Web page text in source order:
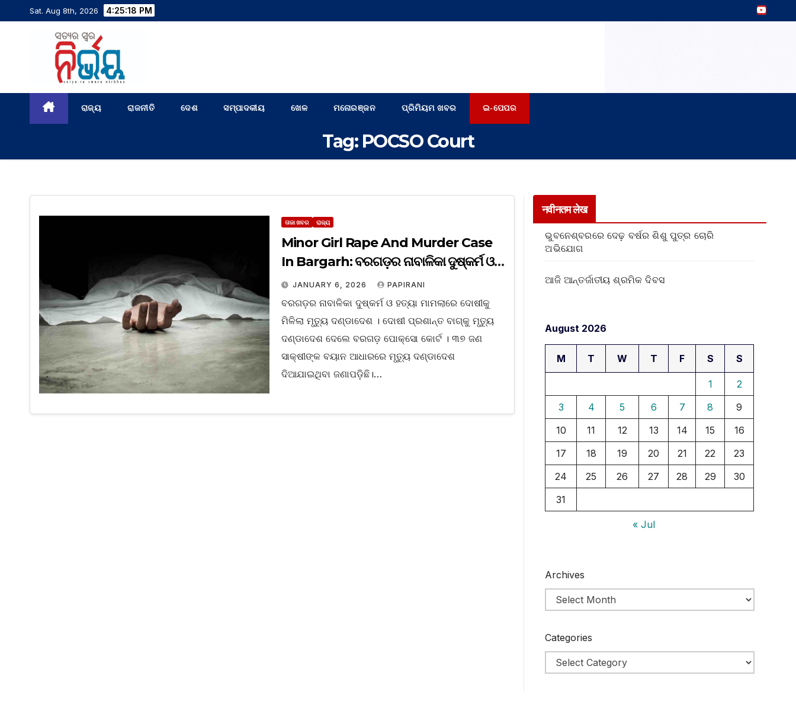
Sat. Aug 8th, 2026 4:25:18 PM
ରାଜ୍ୟ ରାଜନୀତି ଦେଶ ସମ୍ପାଦକୀୟ ଖେଳ ମନୋରଞ୍ଜନ ପ୍ରିମିୟମ ଖବର ଇ-ପେପର
Tag: POCSO Court
ତାଜା ଖବର ରାଜ୍ୟ
Minor Girl Rape And Murder Case
In Bargarh: ବରଗଡ଼ର ନାବାଳିକା ଦୁଷ୍କର୍ମ ଓ
ହତ୍ୟା ମାମଲା; ଦୋଷୀକୁ ମିଳିଲା ମୃତ୍ୟୁ
ଦଣ୍ଡାଦେଶ
JANUARY 6, 2026 PAPIRANI
ବରଗଡ଼ର ନାବାଳିକା ଦୁଷ୍କର୍ମ ଓ ହତ୍ୟା ମାମଲାରେ ଦୋଷୀକୁ
ମିଳିଲା ମୃତ୍ୟୁ ଦଣ୍ଡାଦେଶ । ଦୋଷୀ ପ୍ରଶାନ୍ତ ବାଗ୍‌କୁ ମୃତ୍ୟୁ
ଦଣ୍ଡାଦେଶ ଦେଲେ ବରଗଡ଼ ପୋକ୍ସୋ କୋର୍ଟ । ୩୭ ଜଣ
ସାକ୍ଷୀଙ୍କ ବୟାନ ଆଧାରରେ ମୃତ୍ୟୁ ଦଣ୍ଡାଦେଶ
ଦିଆଯାଇଥିବା ଜଣାପଡ଼ିଛି।…
नवीनतम लेख
ଭୁବନେଶ୍ବରରେ ଦେଢ଼ ବର୍ଷର ଶିଶୁ ପୁତ୍ର ଚୋରି
ଅଭିଯୋଗ
ଆଜି ଆନ୍ତର୍ଜାତୀୟ ଶ୍ରମିକ ଦିବସ
August 2026
M T W T F S S
1
2
3
4 5 6 7 8
9
10
11 12 13 14 15
16
17
18 19 20 21 22
23
24
25 26 27 28 29
30
31
« Jul
Archives
Categories